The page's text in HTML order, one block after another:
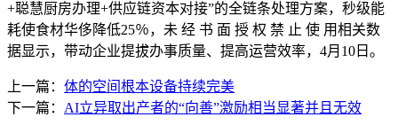
+聪慧厨房办理+供应链资本对接”的全链条处理方案，秒级能
耗使食材华侈降低25％，未 经 书 面 授 权 禁 止 使 用相关数
据显示，带动企业提拔办事质量、提高运营效率，4月10日。
上一篇： 体的空间根本设备持续完美
下一篇： AI立异取出产者的“向善”激励相当显著并且无效